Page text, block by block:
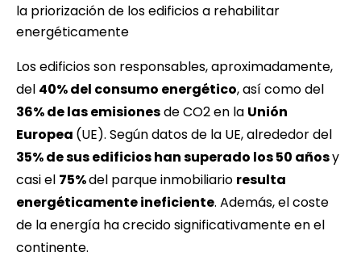
la priorización de los edificios a rehabilitar
energéticamente
Los edificios son responsables, aproximadamente,
del 40% del consumo energético, así como del
36% de las emisionesde CO2 en la Unión
Europea (UE). Según datos de la UE, alrededor del
35% de sus edificios han superado los 50 añosy
casi el 75%del parque inmobiliario resulta
energéticamente ineficiente. Además, el coste
de la energía ha crecido significativamente en el
continente.